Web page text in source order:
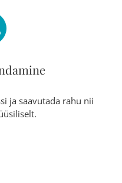
ja saavutada rahu nii